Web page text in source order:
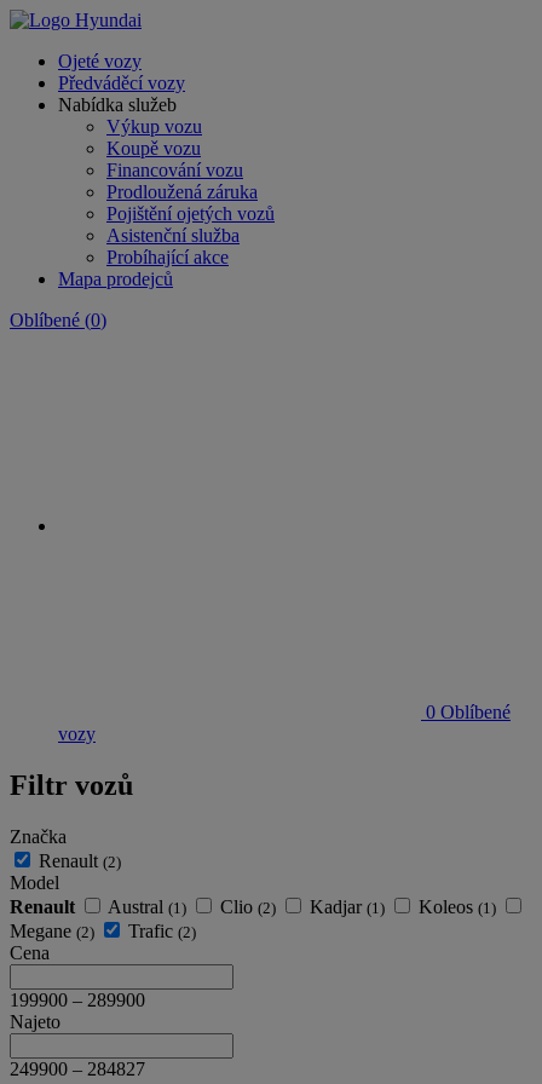
Ojeté vozy
Předváděcí vozy
Nabídka služeb
Výkup vozu
Koupě vozu
Financování vozu
Prodloužená záruka
Pojištění ojetých vozů
Asistenční služba
Probíhající akce
Mapa prodejců
Oblíbené (0)
0 Oblíbené
vozy
Filtr vozů
Značka
Renault (2)
Model
Renault
Austral (1) Clio (2) Kadjar (1) Koleos (1)
Megane (2) Trafic (2)
Cena
199900 – 289900
Najeto
249900 – 284827